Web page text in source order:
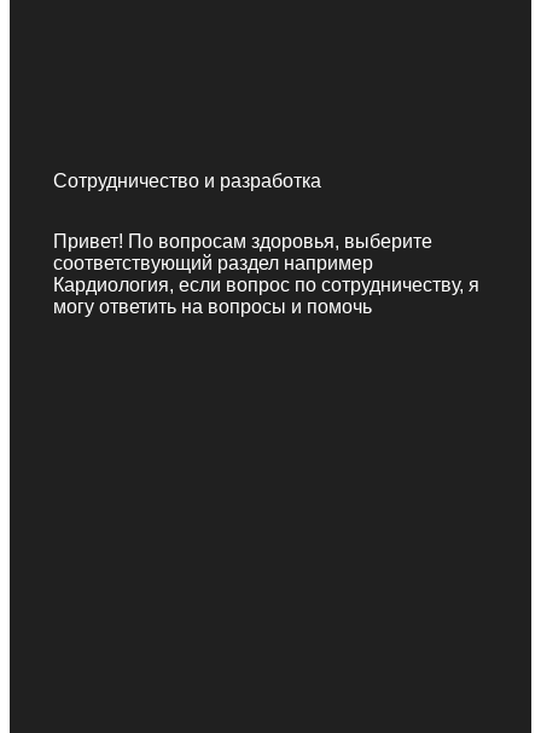
Сотрудничество и разработка
Привет! По вопросам здоровья, выберите
соответствующий раздел например
Кардиология, если вопрос по сотрудничеству, я
могу ответить на вопросы и помочь